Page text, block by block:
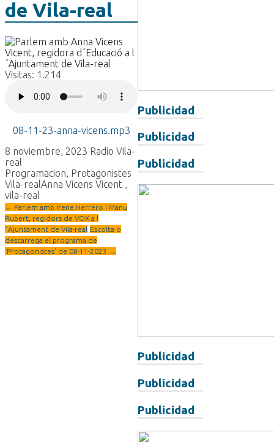
Publicidad
Publicidad
Publicidad
Publicidad
Publicidad
Publicidad
de Vila-real
Visitas: 1.214
08-11-23-anna-vicens.mp3
8 noviembre, 2023 Radio Vila-
real
Programacion, Protagonistes
Vila-realAnna Vicens Vicent ,
vila-real
← Parlem amb Irene Herrero i Manu
Rubert, regidors de VOX a l
´Ajuntament de Vila-real Escolta o
descarrega el programa de
‘Protagonistes’ de 08-11-2023 →